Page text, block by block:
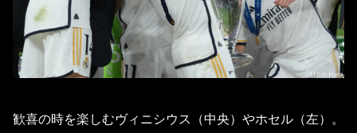
歓喜の時を楽しむヴィニシウス（中央）やホセル（左）。